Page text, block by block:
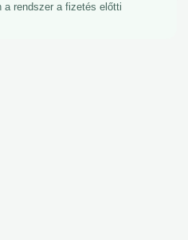
rendszer a fizetés előtti